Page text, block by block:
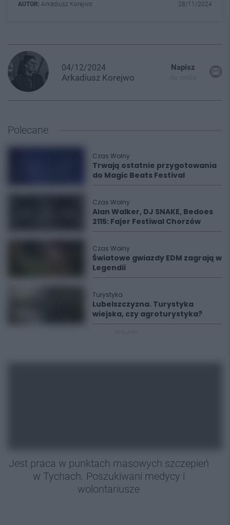
AUTOR: Arkadiusz Korejwo 28/11/2024
04/12/2024
Arkadiusz Korejwo
Napisz
Polecane
Czas Wolny
Trwają ostatnie przygotowania
do Magic Beats Festival
Czas Wolny
Alan Walker, DJ SNAKE, Bedoes
2115: Fajer Festiwal Chorzów
Czas Wolny
Światowe gwiazdy EDM zagrają w
Legendii
Turystyka
Lubelszczyzna. Turystyka
wiejska, czy agroturystyka?
Jest praca w punktach masowych szczepień
w Tychach. Poszukiwani medycy i
wolontariusze